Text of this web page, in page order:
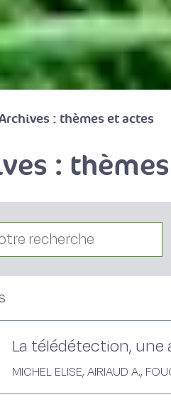
: thèmes et actes
:
La télédétection, une
MICHEL ELISE, AIRIAUD A.,